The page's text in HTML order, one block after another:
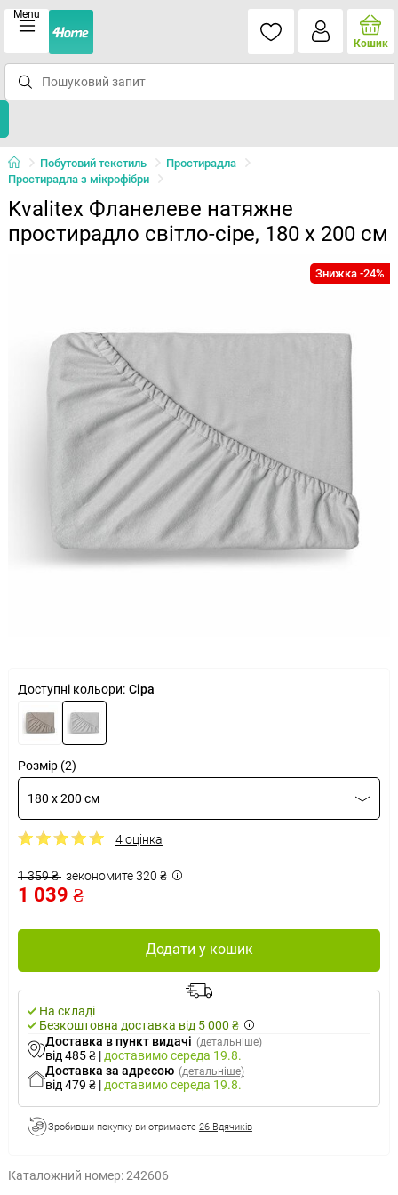
Menu
Кошик
Побутовий текстиль
Простирадла
Простирадла з мікрофібри
Kvalitex Фланелеве натяжне
простирадло світло-сіре, 180 x 200 см
Знижка -24%
Доступні кольори: Сіра
Розмір (2)
180 x 200 см
4 оцінка
1 359 ₴ зекономите 320 ₴
1 039 ₴
Додати у кошик
На складі
Безкоштовна доставка від 5 000 ₴
Доставка в пункт видачі (детальніше)
від 485 ₴ | доставимосереда 19.8.
Доставка за адресою (детальніше)
від 479 ₴ | доставимосереда 19.8.
Зробивши покупку ви отримаєте 26 Вдячиків
Каталожний номер:242606